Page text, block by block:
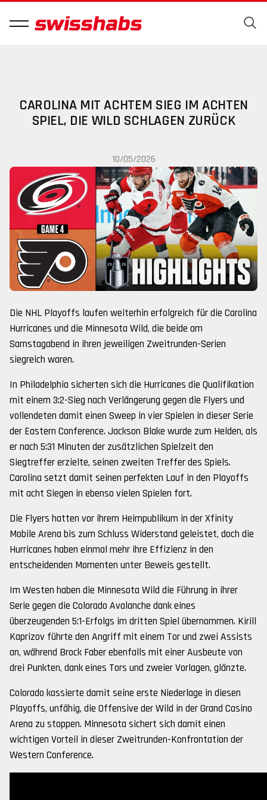
CAROLINA MIT ACHTEM SIEG IM ACHTEN
SPIEL, DIE WILD SCHLAGEN ZURÜCK
10/05/2026
Die NHL Playoffs laufen weiterhin erfolgreich für die Carolina
Hurricanes und die Minnesota Wild, die beide am
Samstagabend in ihren jeweiligen Zweitrunden-Serien
siegreich waren.
In Philadelphia sicherten sich die Hurricanes die Qualifikation
mit einem 3:2-Sieg nach Verlängerung gegen die Flyers und
vollendeten damit einen Sweep in vier Spielen in dieser Serie
der Eastern Conference. Jackson Blake wurde zum Helden, als
er nach 5:31 Minuten der zusätzlichen Spielzeit den
Siegtreffer erzielte, seinen zweiten Treffer des Spiels.
Carolina setzt damit seinen perfekten Lauf in den Playoffs
mit acht Siegen in ebenso vielen Spielen fort.
Die Flyers hatten vor ihrem Heimpublikum in der Xfinity
Mobile Arena bis zum Schluss Widerstand geleistet, doch die
Hurricanes haben einmal mehr ihre Effizienz in den
entscheidenden Momenten unter Beweis gestellt.
Im Westen haben die Minnesota Wild die Führung in ihrer
Serie gegen die Colorado Avalanche dank eines
überzeugenden 5:1-Erfolgs im dritten Spiel übernommen. Kirill
Kaprizov führte den Angriff mit einem Tor und zwei Assists
an, während Brock Faber ebenfalls mit einer Ausbeute von
drei Punkten, dank eines Tors und zweier Vorlagen, glänzte.
Colorado kassierte damit seine erste Niederlage in diesen
Playoffs, unfähig, die Offensive der Wild in der Grand Casino
Arena zu stoppen. Minnesota sichert sich damit einen
wichtigen Vorteil in dieser Zweitrunden-Konfrontation der
Western Conference.